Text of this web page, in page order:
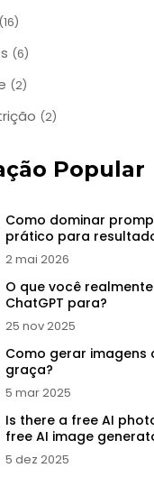
(16)
(6)
(2)
(2)
Popular
Como dominar
prático para
2 mai 2026
O que você
ChatGPT para?
25 nov 2025
Como gerar imagens
graça?
5 mar 2025
Is there a free AI
free AI image
use today
5 dez 2025